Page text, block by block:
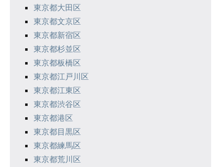
東京都大田区
東京都文京区
東京都新宿区
東京都杉並区
東京都板橋区
東京都江戸川区
東京都江東区
東京都渋谷区
東京都港区
東京都目黒区
東京都練馬区
東京都荒川区